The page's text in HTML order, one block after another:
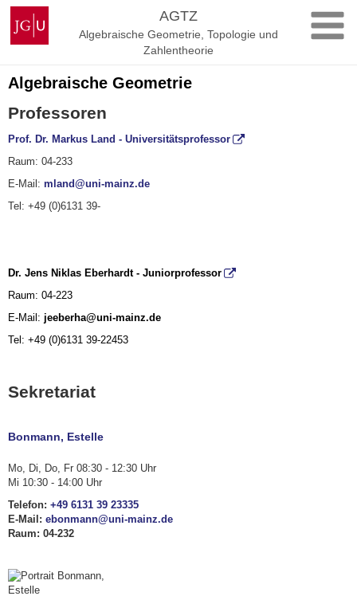
Zum
Inhalt
springen
Johannes
Gutenberg-
Universität
AGTZ
Algebraische Geometrie, Topologie und
Zahlentheorie
Algebraische Geometrie
Professoren
Prof. Dr. Markus Land - Universitätsprofessor
Raum: 04-233
E-Mail: mland@uni-mainz.de
Tel: +49 (0)6131 39-
Dr. Jens Niklas Eberhardt - Juniorprofessor
Raum: 04-223
E-Mail: jeeberha@uni-mainz.de
Tel: +49 (0)6131 39-22453
Sekretariat
Bonmann, Estelle
Mo, Di, Do, Fr 08:30 - 12:30 Uhr
Mi 10:30 - 14:00 Uhr
Telefon: +49 6131 39 23335
E-Mail: ebonmann@uni-mainz.de
Raum: 04-232